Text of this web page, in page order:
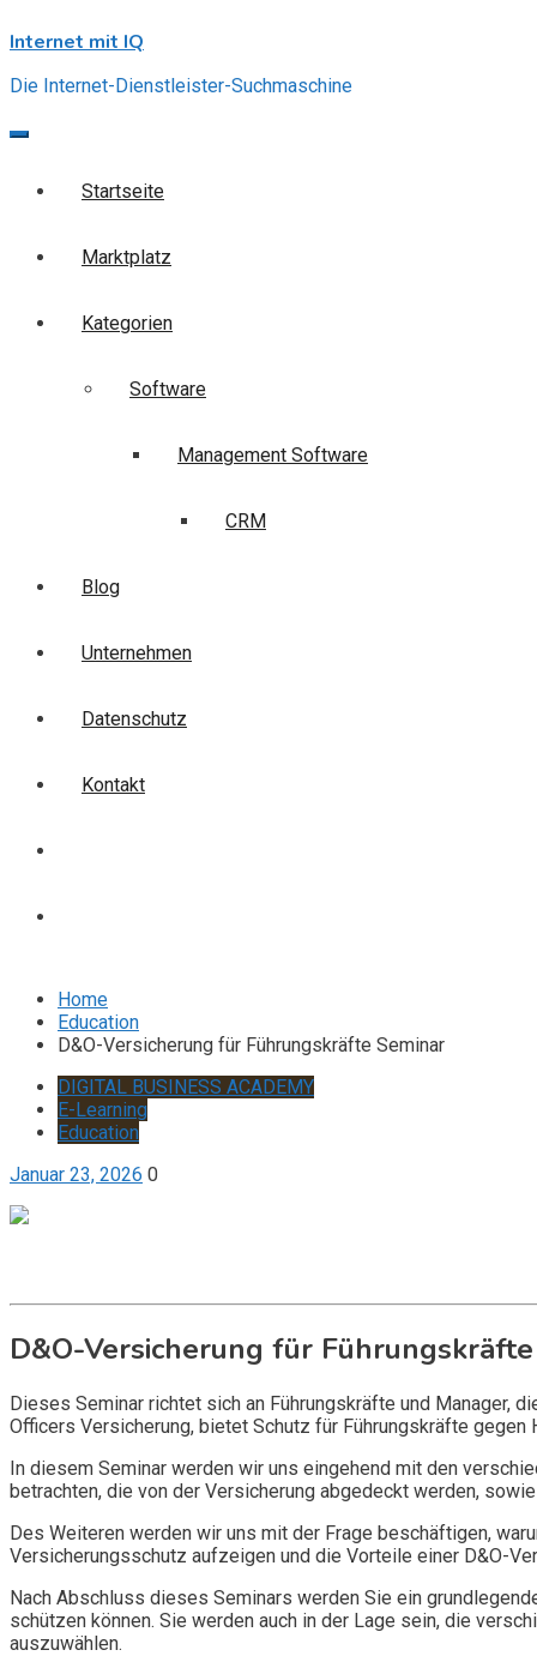
to
Internet mit IQ
Die Internet-Dienstleister-Suchmaschine
Startseite
Marktplatz
Kategorien
Software
Management Software
CRM
Blog
Unternehmen
Datenschutz
Kontakt
Home
Education
D&O-Versicherung für Führungskräfte Seminar
DIGITAL BUSINESS ACADEMY
E-Learning
Education
Januar 23, 2026 0
D&O-Versicherung für
Dieses Seminar richtet sich an Führungskräfte und Manager,
Officers Versicherung, bietet Schutz für Führungskräfte
In diesem Seminar werden wir uns eingehend mit den
betrachten, die von der Versicherung abgedeckt werden,
Des Weiteren werden wir uns mit der Frage beschäftigen,
Versicherungsschutz aufzeigen und die Vorteile einer D&O-
Nach Abschluss dieses Seminars werden Sie ein
schützen können. Sie werden auch in der Lage sein, die
auszuwählen.